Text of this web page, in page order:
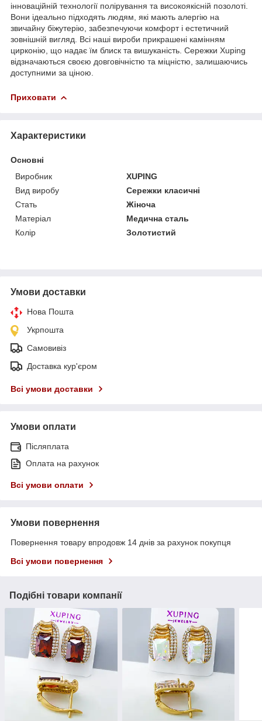
інноваційній технології полірування та високоякісній позолоті.
Вони ідеально підходять людям, які мають алергію на
звичайну біжутерію, забезпечуючи комфорт і естетичний
зовнішній вигляд. Всі наші вироби прикрашені камінням
цирконію, що надає їм блиск та вишуканість. Сережки Xuping
відзначаються своєю довговічністю та міцністю, залишаючись
доступними за ціною.
Приховати
Характеристики
Основні
Виробник
XUPING
Вид виробу
Сережки класичні
Стать
Жіноча
Матеріал
Медична сталь
Колір
Золотистий
Умови доставки
Нова Пошта
Укрпошта
Самовивіз
Доставка кур'єром
Всі умови доставки
Умови оплати
Післяплата
Оплата на рахунок
Всі умови оплати
Умови повернення
Повернення товару впродовж 14 днів за рахунок покупця
Всі умови повернення
Подібні товари компанії